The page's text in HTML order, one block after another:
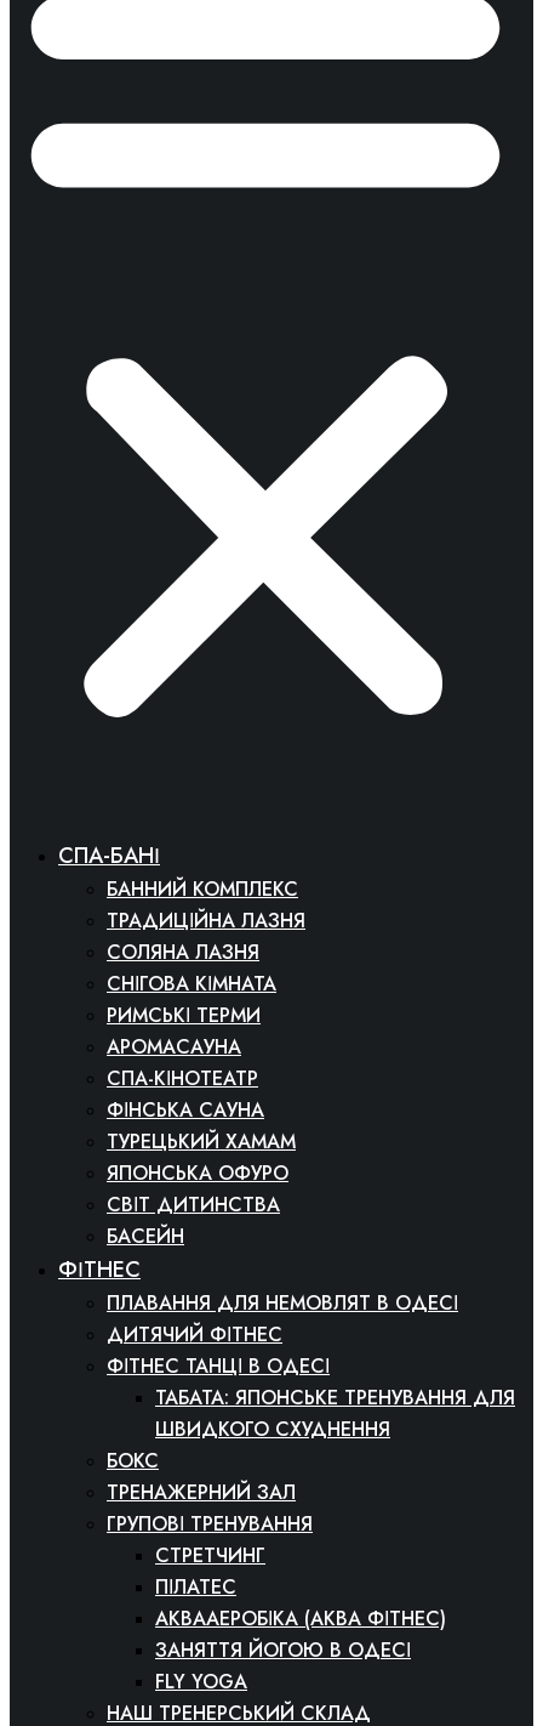
СПА-БАНІ
БАННИЙ КОМПЛЕКС
ТРАДИЦІЙНА ЛАЗНЯ
СОЛЯНА ЛАЗНЯ
СНІГОВА КІМНАТА
РИМСЬКІ ТЕРМИ
АРОМАСАУНА
СПА-КІНОТЕАТР
ФІНСЬКА САУНА
ТУРЕЦЬКИЙ ХАМАМ
ЯПОНСЬКА ОФУРО
СВІТ ДИТИНСТВА
БАСЕЙН
ФІТНЕС
ПЛАВАННЯ ДЛЯ НЕМОВЛЯТ В ОДЕСІ
ДИТЯЧИЙ ФІТНЕС
ФІТНЕС ТАНЦІ В ОДЕСІ
ТАБАТА: ЯПОНСЬКЕ ТРЕНУВАННЯ ДЛЯ
ШВИДКОГО СХУДНЕННЯ
БОКС
ТРЕНАЖЕРНИЙ ЗАЛ
ГРУПОВІ ТРЕНУВАННЯ
СТРЕТЧИНГ
ПІЛАТЕС
АКВААЕРОБІКА (АКВА ФІТНЕС)
ЗАНЯТТЯ ЙОГОЮ В ОДЕСІ
FLY YOGA
НАШ ТРЕНЕРСЬКИЙ СКЛАД